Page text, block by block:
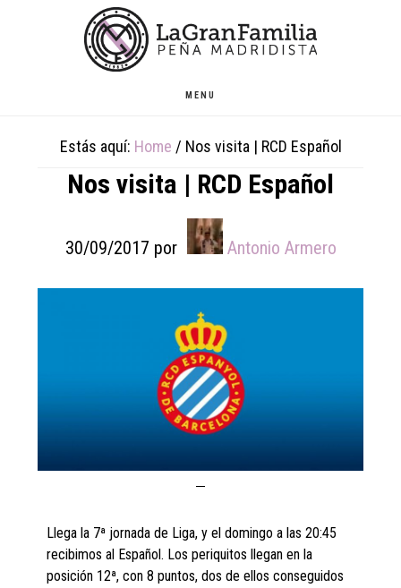
MENU
Estás aquí: Home / Nos visita | RCD Español
Nos visita | RCD Español
30/09/2017 por Antonio Armero
Llega la 7ª jornada de Liga, y el domingo a las 20:45
recibimos al Español. Los periquitos llegan en la
posición 12ª, con 8 puntos, dos de ellos conseguidos